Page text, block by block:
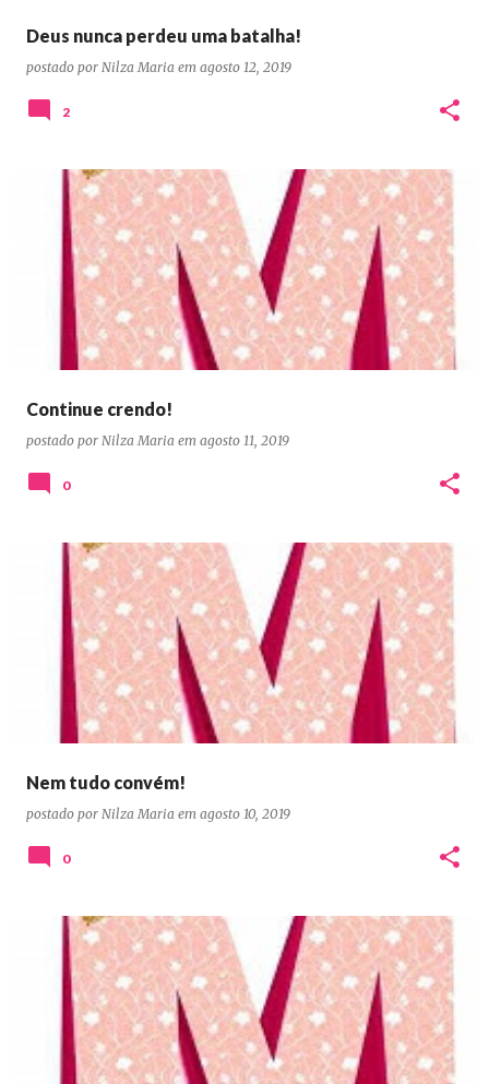
Deus nunca perdeu uma batalha!
postado por Nilza Maria em agosto 12, 2019
2
Continue crendo!
postado por Nilza Maria em agosto 11, 2019
0
Nem tudo convém!
postado por Nilza Maria em agosto 10, 2019
0